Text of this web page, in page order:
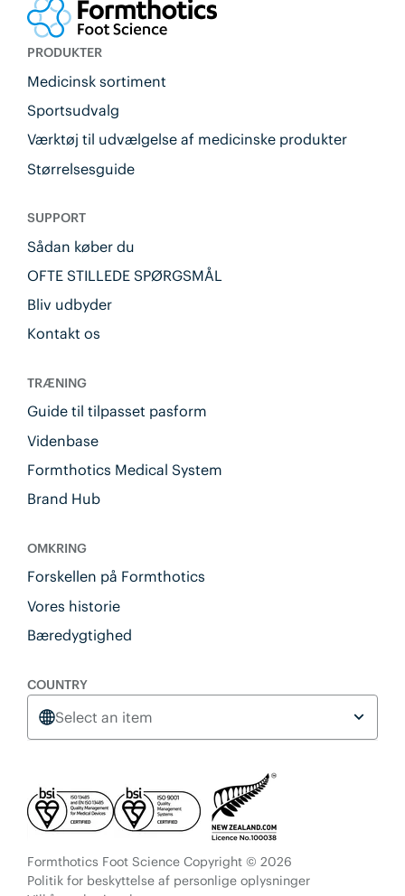
PRODUKTER
Medicinsk sortiment
Sportsudvalg
Værktøj til udvælgelse af medicinske produkter
Størrelsesguide
SUPPORT
Sådan køber du
OFTE STILLEDE SPØRGSMÅL
Bliv udbyder
Kontakt os
TRÆNING
Guide til tilpasset pasform
Videnbase
Formthotics Medical System
Brand Hub
OMKRING
Forskellen på Formthotics
Vores historie
Bæredygtighed
COUNTRY
Select an item
Formthotics Foot Science Copyright © 2026
Politik for beskyttelse af personlige oplysninger